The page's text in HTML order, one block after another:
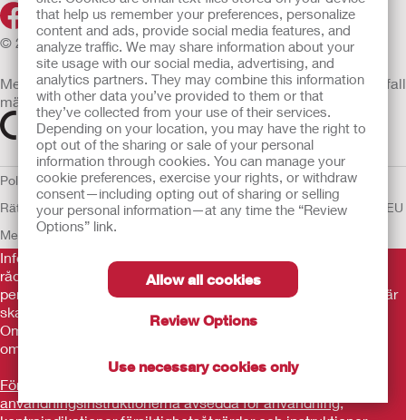
that help us remember your preferences, personalize
content and ads, provide social media features, and
analyze traffic. We may share information about your
site usage with our social media, advertising, and
analytics partners. They may combine this information
with other data you’ve provided to them or that
they’ve collected from your use of their services.
Depending on your location, you may have the right to
opt out of the sharing or sale of your personal
information through cookies. You can manage your
cookie preferences, exercise your rights, or withdraw
consent—including opting out of sharing or selling
your personal information—at any time the “Review
Options” link.
Allow all cookies
Review Options
Use necessary cookies only
© 2026 Hollister Incorporated
Medicintekniska enheter som säljs i EU är i förekommande fall
märkta med någon av följande symboler
Policy för Mänskliga
Rättigheter AnvändarvillkorSekretesspolicy Användning av cookies
EU
Meddelande till Visselblåsare
Informationen som finns här är inte avsedd som medicinsk
rådgivning och är inte en ersättning för de råd du får av din
personliga läkare eller annan vårdpersonal. Informationen här
ska inte användas som hjälp i akuta medicinska situationer.
Om du är i en akut medicinsk situation ska du personligen
omedelbart söka medicinsk behandling.
Före användning var noga med att läsa
användningsinstruktionerna avsedda för användning,